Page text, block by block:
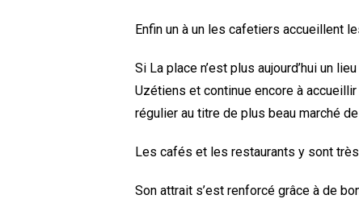
Enfin un à un les cafetiers accueillent
Si La place n’est plus aujourd’hui un
Uzétiens et continue encore à
régulier au titre de plus beau marché de
Les cafés et les restaurants y sont
Son attrait s’est renforcé grâce à de